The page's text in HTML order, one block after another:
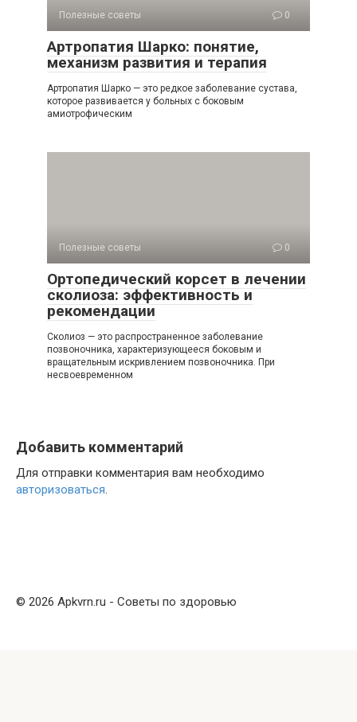
Полезные советы 0
Артропатия Шарко: понятие,
механизм развития и терапия
Артропатия Шарко — это редкое заболевание сустава,
которое развивается у больных с боковым
амиотрофическим
Полезные советы 0
Ортопедический корсет в лечении
сколиоза: эффективность и
рекомендации
Сколиоз — это распространенное заболевание
позвоночника, характеризующееся боковым и
вращательным искривлением позвоночника. При
несвоевременном
Добавить комментарий
Для отправки комментария вам необходимо
авторизоваться.
© 2026 Apkvrn.ru - Советы по здоровью